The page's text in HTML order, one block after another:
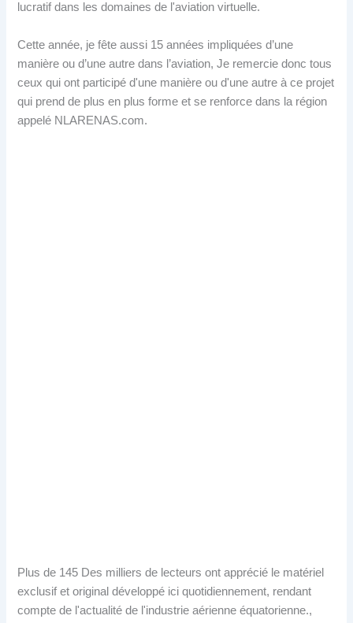
lucratif dans les domaines de l'aviation virtuelle.
Cette année, je fête aussi 15 années impliquées d’une
manière ou d’une autre dans l’aviation, Je remercie donc tous
ceux qui ont participé d'une manière ou d'une autre à ce projet
qui prend de plus en plus forme et se renforce dans la région
appelé NLARENAS.com.
Plus de 145 Des milliers de lecteurs ont apprécié le matériel
exclusif et original développé ici quotidiennement, rendant
compte de l'actualité de l'industrie aérienne équatorienne.,